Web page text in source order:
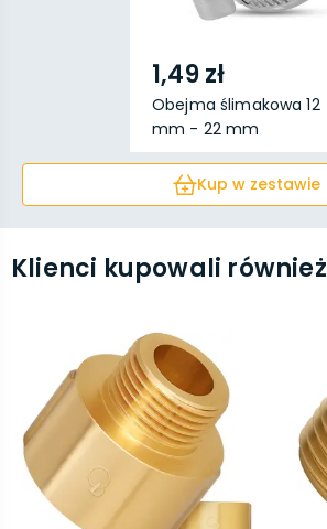
1,49 zł
Obejma ślimakowa 12
mm - 22 mm
Kup w zestawie
Klienci kupowali również